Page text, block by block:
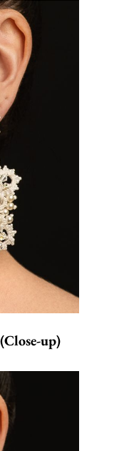
up)